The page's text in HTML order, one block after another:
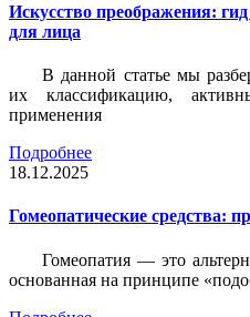
Искусство преображения:
для лица
В данной статье мы
их классификацию,
применения
Подробнее
18.12.2025
Гомеопатические средства:
Гомеопатия — это
основанная на принципе